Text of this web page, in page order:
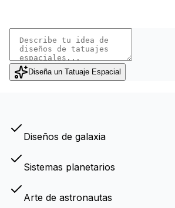
Diseña un Tatuaje Espacial
Diseños de galaxia
Sistemas planetarios
Arte de astronautas